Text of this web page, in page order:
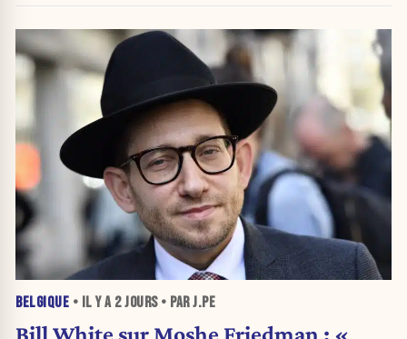
BELGIQUE • IL Y A 2 JOURS• PAR J.PE